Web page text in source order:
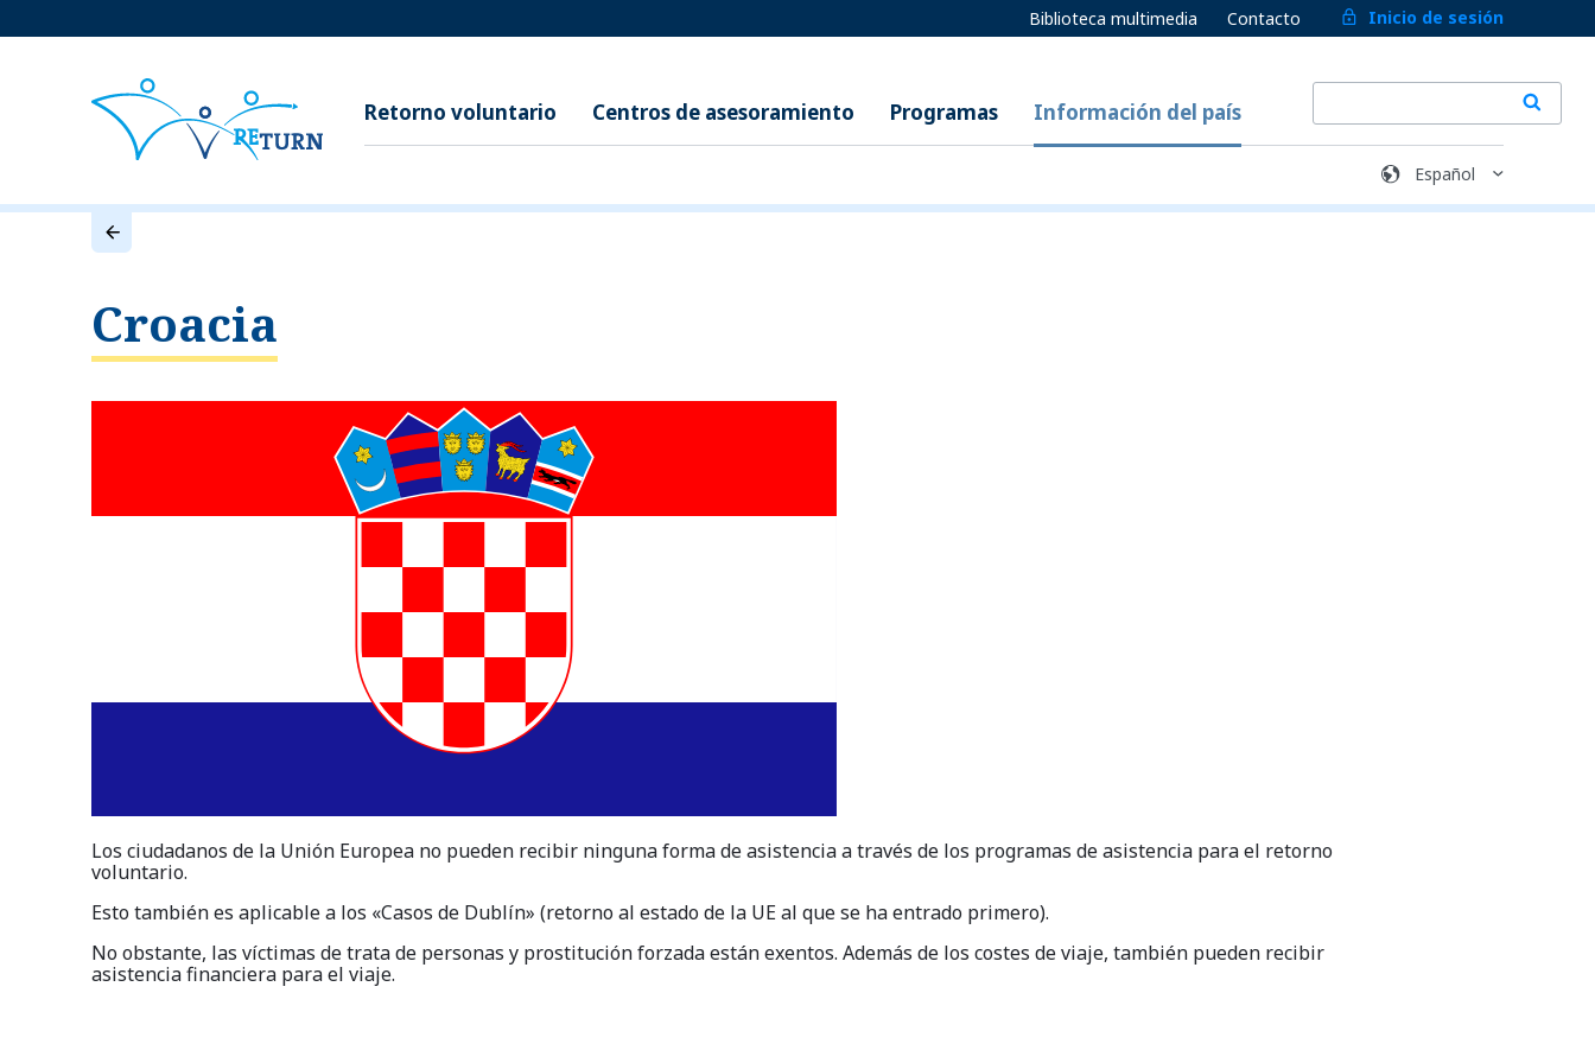
Biblioteca multimedia Contacto Inicio de sesión
Retorno voluntario Centros de asesoramiento Programas Información del país
Croacia
Los ciudadanos de la Unión Europea no pueden recibir ninguna forma de asistencia a través de los programas de asistencia para el retorno
voluntario.
Esto también es aplicable a los «Casos de Dublín» (retorno al estado de la UE al que se ha entrado primero).
No obstante, las víctimas de trata de personas y prostitución forzada están exentos. Además de los costes de viaje, también pueden recibir
asistencia financiera para el viaje.